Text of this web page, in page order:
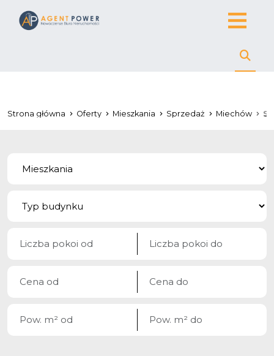
Strona główna Oferty Mieszkania Sprzedaż Miechów